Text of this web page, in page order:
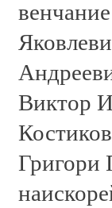
Виктор
Григори